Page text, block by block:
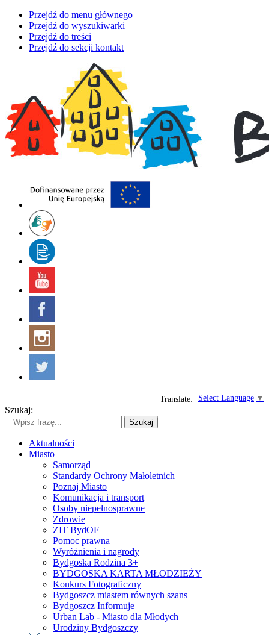
Przejdź do menu głównego
Przejdź do wyszukiwarki
Przejdź do treści
Przejdź do sekcji kontakt
Select Language ▼
Translate:
Szukaj:
Szukaj
Aktualności
Miasto
Samorząd
Standardy Ochrony Małoletnich
Poznaj Miasto
Komunikacja i transport
Osoby niepełnosprawne
Zdrowie
ZIT BydOF
Pomoc prawna
Wyróżnienia i nagrody
Bydgoska Rodzina 3+
BYDGOSKA KARTA MŁODZIEŻY
Konkurs Fotograficzny
Bydgoszcz miastem równych szans
Bydgoszcz Informuje
Urban Lab - Miasto dla Młodych
Urodziny Bydgoszczy